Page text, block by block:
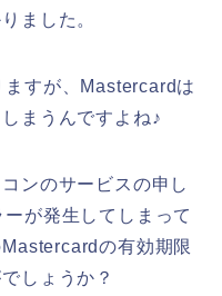
ました。
すが、Mastercardは
まうんですよね♪
ンのサービスの申し
が発生してしまって
の有効期限
しょうか？